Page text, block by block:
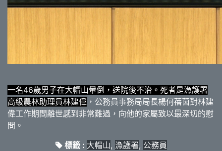
一名46歲男子在大帽山暈倒，送院後不治。死者是漁護署
高級農林助理員林建偉 ，公務員事務局局長楊何蓓茵對林建
偉工作期間離世感到非常難過，向他的家屬致以最深切的慰
問。
標籤 : 大帽山, 漁護署, 公務員